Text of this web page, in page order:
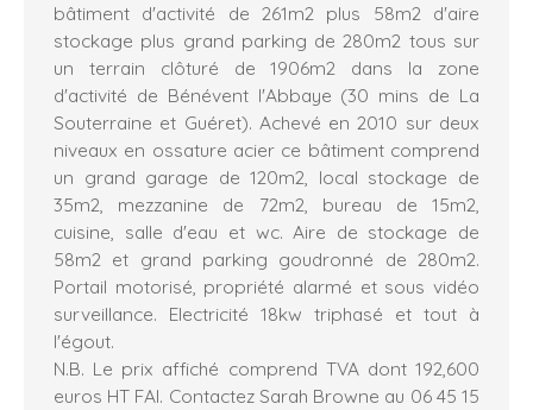
bâtiment d'activité de 261m2 plus 58m2 d'aire
stockage plus grand parking de 280m2 tous sur
un terrain clôturé de 1906m2 dans la zone
d'activité de Bénévent l'Abbaye (30 mins de La
Souterraine et Guéret). Achevé en 2010 sur deux
niveaux en ossature acier ce bâtiment comprend
un grand garage de 120m2, local stockage de
35m2, mezzanine de 72m2, bureau de 15m2,
cuisine, salle d'eau et wc. Aire de stockage de
58m2 et grand parking goudronné de 280m2.
Portail motorisé, propriété alarmé et sous vidéo
surveillance. Electricité 18kw triphasé et tout à
l'égout.
N.B. Le prix affiché comprend TVA dont 192,600
euros HT FAI. Contactez Sarah Browne au 06 45 15